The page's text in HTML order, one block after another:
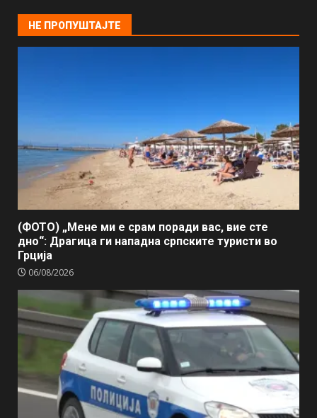
НЕ ПРОПУШТАЈТЕ
(ФОТО) „Мене ми е срам поради вас, вие сте
дно“: Драгица ги нападна српските туристи во
Грција
06/08/2026